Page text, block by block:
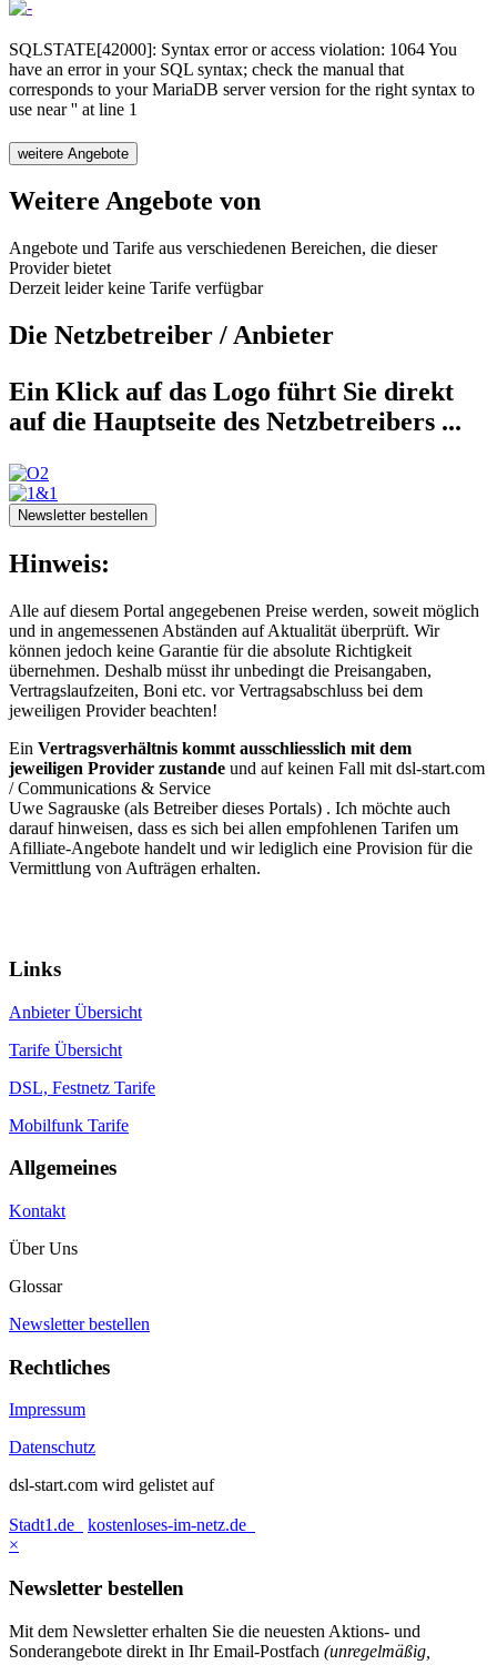
SQLSTATE[42000]: Syntax error or access violation: 1064 You
have an error in your SQL syntax; check the manual that
corresponds to your MariaDB server version for the right syntax to
use near '' at line 1
weitere Angebote
Weitere Angebote von
Angebote und Tarife aus verschiedenen Bereichen, die dieser
Provider bietet
Derzeit leider keine Tarife verfügbar
Die Netzbetreiber / Anbieter
Ein Klick auf das Logo führt Sie direkt
auf die Hauptseite des Netzbetreibers ...
Newsletter bestellen
Hinweis:
Alle auf diesem Portal angegebenen Preise werden, soweit möglich
und in angemessenen Abständen auf Aktualität überprüft. Wir
können jedoch keine Garantie für die absolute Richtigkeit
übernehmen. Deshalb müsst ihr unbedingt die Preisangaben,
Vertragslaufzeiten, Boni etc. vor Vertragsabschluss bei dem
jeweiligen Provider beachten!
Ein Vertragsverhältnis kommt ausschliesslich mit dem
jeweiligen Provider zustande und auf keinen Fall mit dsl-start.com
/Communications & Service
Uwe Sagrauske (als Betreiber dieses Portals) . Ich möchte auch
darauf hinweisen, dass es sich bei allen empfohlenen Tarifen um
Afilliate-Angebote handelt und wir lediglich eine Provision für die
Vermittlung von Aufträgen erhalten.
Links
Anbieter Übersicht
Tarife Übersicht
DSL, Festnetz Tarife
Mobilfunk Tarife
Allgemeines
Kontakt
Über Uns
Glossar
Newsletter bestellen
Rechtliches
Impressum
Datenschutz
dsl-start.com wird gelistet auf
Stadt1.de
kostenloses-im-netz.de
×
Newsletter bestellen
Mit dem Newsletter erhalten Sie die neuesten Aktions- und
Sonderangebote direkt in Ihr Email-Postfach (unregelmäßig,